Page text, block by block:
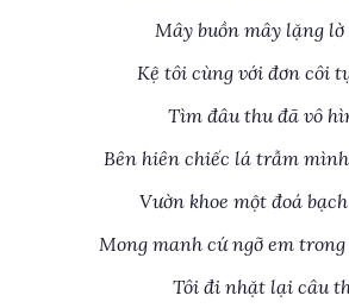
Mây buồn mây lặng
Kệ tôi cùng với đơn côi
Tìm đâu thu đã vô
Bên hiên chiếc lá trẫm
Vườn khoe một đoá
Mong manh cứ ngỡ em trong
Tôi đi nhặt lại câu